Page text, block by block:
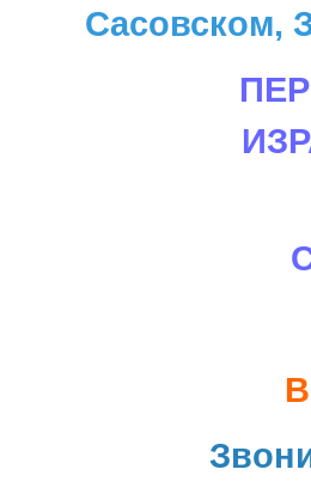
Сасовском,